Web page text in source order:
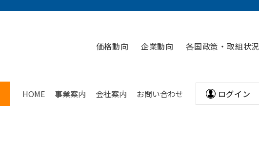
価格動向 企業動向 各国政策・取組状況
HOME 事業案内 会社案内 お問い合わせ ログイン